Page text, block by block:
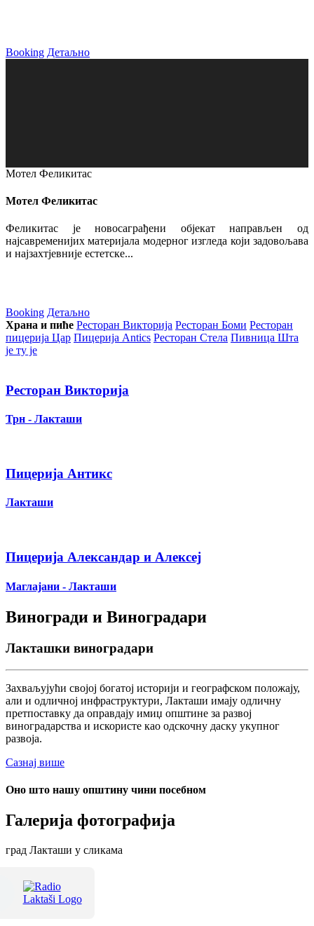
Booking Детаљно
Мотел Феликитас
Мотел Феликитас
Феликитас је новосаграђени објекат направљен од
најсавременијих материјала модерног изгледа који задовољава
и најзахтјевније естетске...
Booking Детаљно
Храна и пиће Ресторан Викторија Ресторан Боми Ресторан
пицерија Цар Пицерија Аntics Ресторан Стела Пивница Шта
је ту је
Ресторан Викторија
Трн - Лакташи
Пицерија Антикс
Лакташи
Пицерија Александар и Алексеј
Маглајани - Лакташи
Виногради и Виноградари
Лакташки виноградари
Захваљујући својој богатој историји и географском положају,
али и одличној инфраструктури, Лакташи имају одличну
претпоставку да оправдају имиџ општине за развој
виноградарства и искористе као одскочну даску укупног
развоја.
Сазнај више
Оно што нашу општину чини посебном
Галерија фотографија
град Лакташи у сликама
Терме Лакташи